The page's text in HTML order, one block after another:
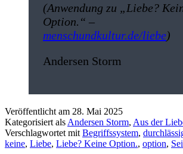
(Anwendung zu „Liebe?
Option.“ –
menschundkultur.de/liebe)
Andersen Storm
Veröffentlicht am 28. Mai 2025
Kategorisiert als Andersen Storm, Aus der
Verschlagwortet mit Begriffssystem,
keine, Liebe, Liebe? Keine Option., option,